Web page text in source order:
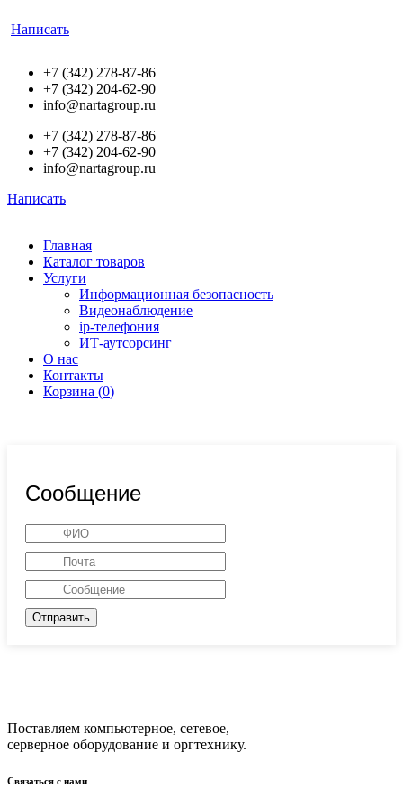
Написать
+7 (342) 278-87-86
+7 (342) 204-62-90
info@nartagroup.ru
+7 (342) 278-87-86
+7 (342) 204-62-90
info@nartagroup.ru
Написать
Главная
Каталог товаров
Услуги
Информационная безопасность
Видеонаблюдение
ip-телефония
ИТ-аутсорсинг
О нас
Контакты
Корзина (0)
Сообщение
Отправить
Поставляем компьютерное, сетевое,
серверное оборудование и оргтехнику.
Связаться с нами